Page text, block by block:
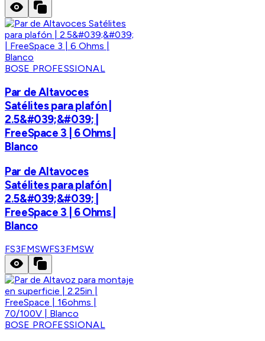
BOSE PROFESSIONAL
Par de Altavoces
Satélites para plafón |
2.5&#039;&#039; |
FreeSpace 3 | 6 Ohms |
Blanco
Par de Altavoces
Satélites para plafón |
2.5&#039;&#039; |
FreeSpace 3 | 6 Ohms |
Blanco
FS3FMSWFS3FMSW
BOSE PROFESSIONAL